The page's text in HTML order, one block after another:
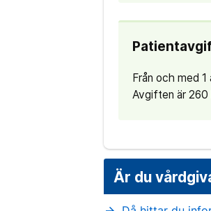
Från och med
Avgiften är 260
Är du